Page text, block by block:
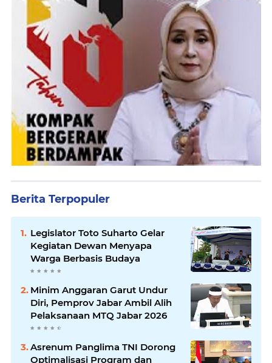
Berita Terpopuler
Legislator Toto Suharto Gelar
Kegiatan Dewan Menyapa
Warga Berbasis Budaya
Minim Anggaran Garut Undur
Diri, Pemprov Jabar Ambil Alih
Pelaksanaan MTQ Jabar 2026
Asrenum Panglima TNI Dorong
Optimalisasi Program dan